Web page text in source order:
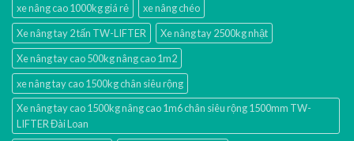
xe nâng cao 1000kg giá rẻ
xe nâng chéo
Xe nâng tay 2 tấn TW-LIFTER
Xe nâng tay 2500kg nhật
Xe nâng tay cao 500kg nâng cao 1m2
xe nâng tay cao 1500kg chân siêu rộng
Xe nâng tay cao 1500kg nâng cao 1m6 chân siêu rộng 1500mm TW-
LIFTER Đài Loan